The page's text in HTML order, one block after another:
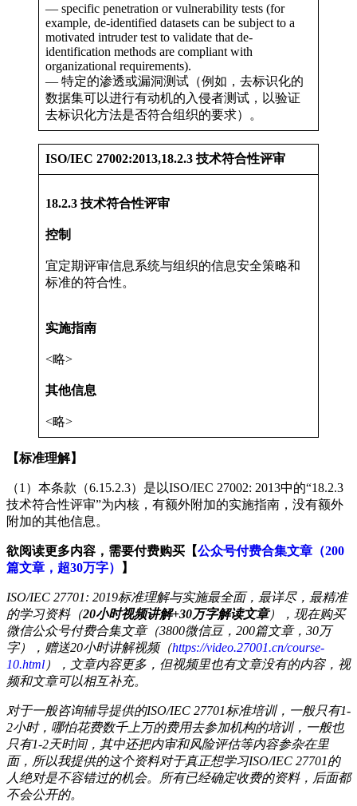
— specific penetration or vulnerability tests (for
example, de-identified datasets can be subject to a
motivated intruder test to validate that de-
identification methods are compliant with
organizational requirements).
— 特定的渗透或漏洞测试（例如，去标识化的
数据集可以进行有动机的入侵者测试，以验证
去标识化方法是否符合组织的要求）。
ISO/IEC 27002:2013,18.2.3 技术符合性评审
18.2.3 技术符合性评审
控制
宜定期评审信息系统与组织的信息安全策略和
标准的符合性。
实施指南
<略>
其他信息
<略>
【标准理解】
（1）本条款（6.15.2.3）是以ISO/IEC 27002: 2013中的“18.2.3
技术符合性评审”为内核，有额外附加的实施指南，没有额外
附加的其他信息。
欲阅读更多内容，需要付费购买【公众号付费合集文章（200
篇文章，超30万字）
】
ISO/IEC 27701: 2019标准理解与实施最全面，最详尽，最精准
的学习资料（20小时视频讲解+30万字解读文章），现在购买
微信公众号付费合集文章（3800微信豆，200篇文章，30万
字），赠送20小时讲解视频（https://video.27001.cn/course-
10.html ），文章内容更多，但视频里也有文章没有的内容，视
频和文章可以相互补充。
对于一般咨询辅导提供的ISO/IEC 27701标准培训，一般只有1-
2小时，哪怕花费数千上万的费用去参加机构的培训，一般也
只有1-2天时间，其中还把内审和风险评估等内容参杂在里
面，所以我提供的这个资料对于真正想学习ISO/IEC 27701的
人绝对是不容错过的机会。所有已经确定收费的资料，后面都
不会公开的。